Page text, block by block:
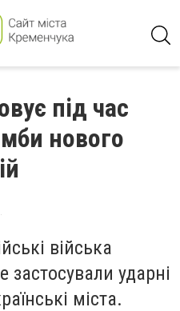
під час
нового
війська
застосували ударні
міста.